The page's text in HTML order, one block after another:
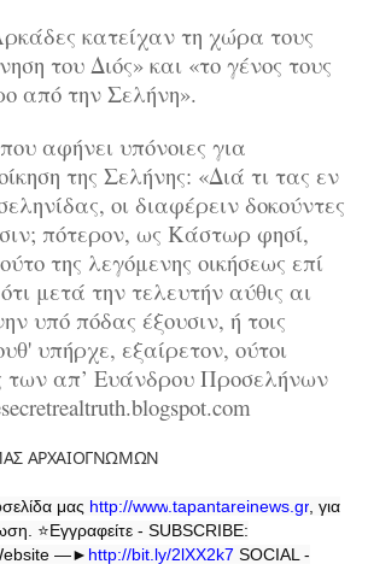
κατείχαν τη χώρα τους
του Διός» και «το γένος τους
από την Σελήνη».
αφήνει υπόνοιες για
της Σελήνης: «Διά τι τας εν
οι διαφέρειν δοκούντες
πότερον, ως Κάστωρ φησί,
της λεγόμενης οικήσεως επί
μετά την τελευτήν αύθις αι
υπό πόδας έξουσιν, ή τοις
υπήρχε, εξαίρετον, ούτοι
των απ’ Ευάνδρου Προσελήνων
ΑΡΧΑΙΟΓΝΩΜΩΝ
μας http://www.tapantareinews.gr, για
⭐Εγγραφείτε - SUBSCRIBE:
—► http://bit.ly/2lXX2k7 SOCIAL -